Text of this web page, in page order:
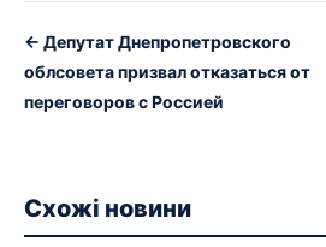
← Депутат Днепропетровского
облсовета призвал отказаться от
переговоров с Россией
Схожі новини